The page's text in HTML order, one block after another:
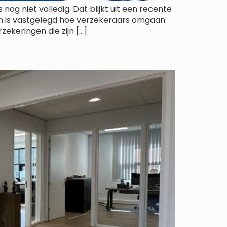
niet volledig. Dat blijkt uit een recente
vastgelegd hoe verzekeraars omgaan
die zijn […]